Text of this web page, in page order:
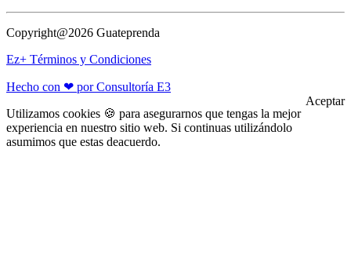
Copyright@2026 Guateprenda
Ez+ Términos y Condiciones
Hecho con ❤ por Consultoría E3
Utilizamos cookies 🍪 para asegurarnos que tengas la mejor
experiencia en nuestro sitio web. Si continuas utilizándolo
asumimos que estas deacuerdo.
Aceptar